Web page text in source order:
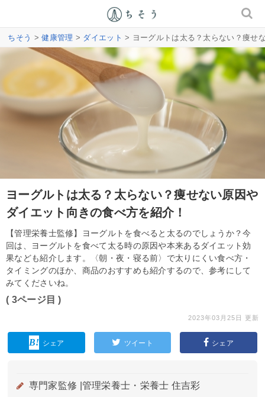
ちそう >健康管理 > ダイエット > ヨーグルトは太る？太らない？痩せ
ヨーグルトは太る？太らない？痩せない原因や
ダイエット向きの食べ方を紹介！
【管理栄養士監修】ヨーグルトを食べると太るのでしょうか？今
回は、ヨーグルトを食べて太る時の原因や本来あるダイエット効
果なども紹介します。〈朝・夜・寝る前〉で太りにくい食べ方・
タイミングのほか、商品のおすすめも紹介するので、参考にして
みてくださいね。
( 3ページ目 )
2023年03月25日 更新
シェア ツイート シェア
専門家監修 | 管理栄養士・栄養士 住吉彩